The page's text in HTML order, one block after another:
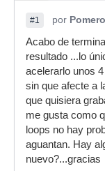
#1 por
Acabo de
resultado ...lo
acelerarlo unos
sin que afecte a
que quisiera
me gusta como
loops no hay
aguantan. Hay
nuevo?...gracias